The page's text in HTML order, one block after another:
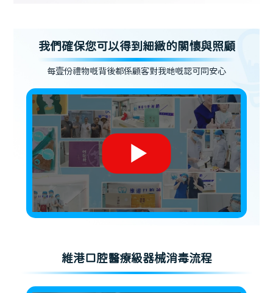
我們確保您可以得到細緻的關懷與照顧
每壹份禮物嘅背後都係顧客對我哋嘅認可同安心
維港口腔醫療級器械消毒流程